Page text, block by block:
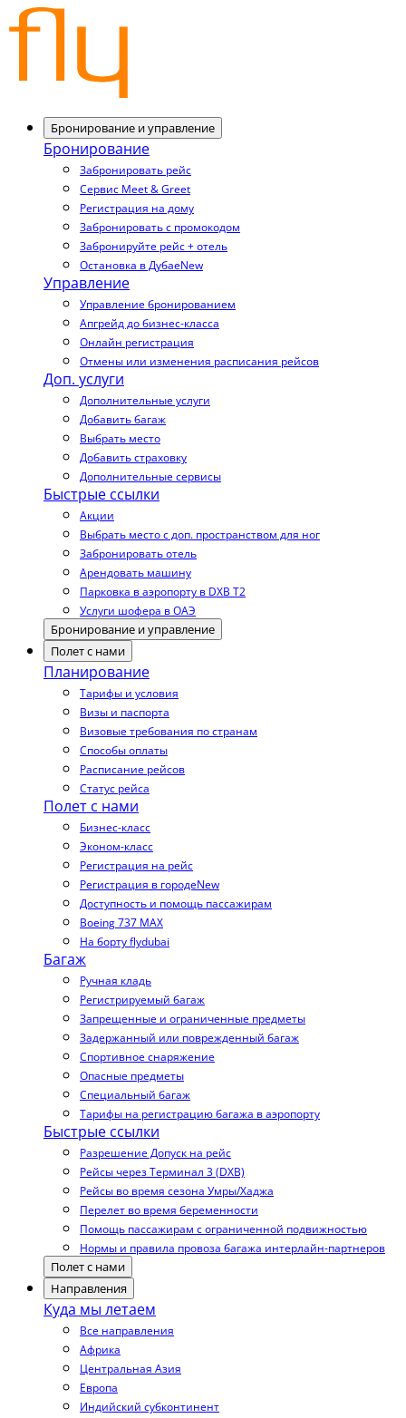
Бронирование и управление
Бронирование
Забронировать рейс
Сервис Meet & Greet
Регистрация на дому
Забронировать с промокодом
Забронируйте рейс + отель
Остановка в ДубаеNew
Управление
Управление бронированием
Апгрейд до бизнес-класса
Онлайн регистрация
Отмены или изменения расписания рейсов
Доп. услуги
Дополнительные услуги
Добавить багаж
Выбрать место
Добавить страховку
Дополнительные сервисы
Быстрые ссылки
Акции
Выбрать место с доп. пространством для ног
Забронировать отель
Арендовать машину
Парковка в аэропорту в DXB T2
Услуги шофера в ОАЭ
Бронирование и управление
Полет с нами
Планирование
Тарифы и условия
Визы и паспорта
Визовые требования по странам
Способы оплаты
Расписание рейсов
Статус рейса
Полет с нами
Бизнес-класс
Эконом-класс
Регистрация на рейс
Регистрация в городеNew
Доступность и помощь пассажирам
Boeing 737 MAX
На борту flydubai
Багаж
Ручная кладь
Регистрируемый багаж
Запрещенные и ограниченные предметы
Задержанный или поврежденный багаж
Спортивное снаряжение
Опасные предметы
Специальный багаж
Тарифы на регистрацию багажа в аэропорту
Быстрые ссылки
Разрешение Допуск на рейс
Рейсы через Терминал 3 (DXB)
Рейсы во время сезона Умры/Хаджа
Перелет во время беременности
Помощь пассажирам с ограниченной подвижностью
Нормы и правила провоза багажа интерлайн-партнеров
Полет с нами
Направления
Куда мы летаем
Все направления
Африка
Центральная Азия
Европа
Индийский субконтинент